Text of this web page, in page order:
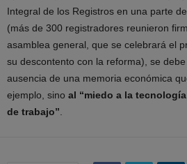
Integral de los Registros en una parte
(más de 300 registradores reunieron
asamblea general, que se celebrará el
su descontento con la reforma), se
ausencia de una memoria económica
ejemplo, sino al “miedo a la
de trabajo”